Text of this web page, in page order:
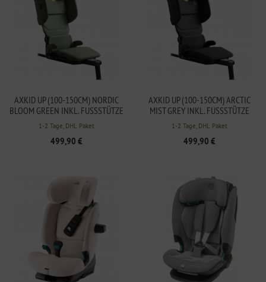
AXKID UP (100-150CM) NORDIC
BLOOM GREEN INKL. FUSSSTÜTZE
1-2 Tage, DHL Paket
499,90 €
AXKID UP (100-150CM) ARCTIC
MIST GREY INKL. FUSSSTÜTZE
1-2 Tage, DHL Paket
499,90 €